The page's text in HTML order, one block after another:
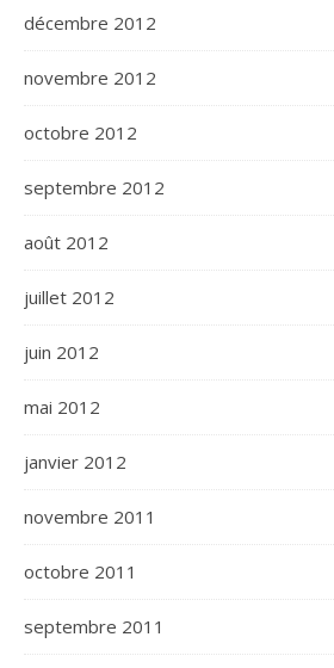
décembre 2012
novembre 2012
octobre 2012
septembre 2012
août 2012
juillet 2012
juin 2012
mai 2012
janvier 2012
novembre 2011
octobre 2011
septembre 2011